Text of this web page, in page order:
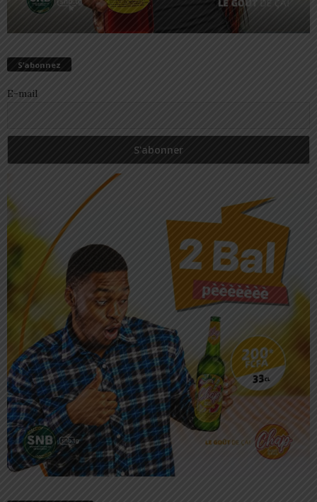
S’abonnez
E-mail